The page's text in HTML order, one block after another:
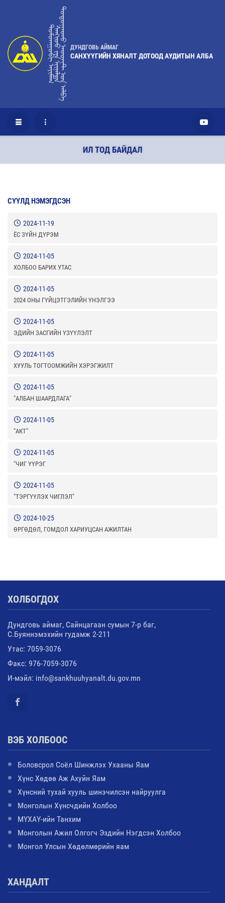
ᠳᠤᠮᠳᠠᠭᠣᠪᠢ ᠠᠶᠢᠮᠠᠭᠰᠠᠩᢈᠦᠦ ᠶ᠋ᠢᠨ ᢈᠢᠨᠠᠯᠲᠠᠳᠣᠲᠤᠭᠠᠳᠤ ᠠᠦᠳᠢᠲ ᠤ᠋ᠨ ᠠᠯᠪᠠ ДУНДГОВЬ АЙМАГ
САНХҮҮГИЙН ХЯНАЛТ ДОТООД АУДИТЫН АЛБА
ИЛ ТОД БАЙДАЛ
СҮҮЛД НЭМЭГДСЭН
2024-11-19
ЁС ЗҮЙН ДҮРЭМ
2024-11-05
ХОЛБОО БАРИХ УТАС
2024-11-05
2024 ОНЫ ГҮЙЦЭТГЭЛИЙН ҮНЭЛГЭЭ
2024-11-05
ЭДИЙН ЗАСГИЙН ҮЗҮҮЛЭЛТ
2024-11-05
ХУУЛЬ ТОГТООМЖИЙН ХЭРЭГЖИЛТ
2024-11-05
"АЛБАН ШААРДЛАГА"
2024-11-05
"АКТ"
2024-11-05
"ЧИГ ҮҮРЭГ
2024-11-05
"ТЭРГҮҮЛЭХ ЧИГЛЭЛ"
2024-10-25
ӨРГӨДӨЛ, ГОМДОЛ ХАРИУЦСАН АЖИЛТАН
ХОЛБОГДОХ
Дундговь аймаг, Сайнцагаан сумын 7-р баг,
С.Буяннэмэхийн гудамж 2-211
Утас: 7059-3076
Факс: 976-7059-3076
И-мэйл: info@sankhuuhyanalt.du.gov.mn
ВЭБ ХОЛБООС
Боловсрол Соёл Шинжлэх Ухааны Яам
Хүнс Хөдөө Аж Ахуйн Яам
Хүнсний тухай хууль шинэчилсэн найруулга
Монголын Хүнсчдийн Холбоо
МҮХАҮ-ийн Танхим
Монголын Ажил Олгогч Эздийн Нэгдсэн Холбоо
Монгол Улсын Хөдөлмөрийн яам
ХАНДАЛТ